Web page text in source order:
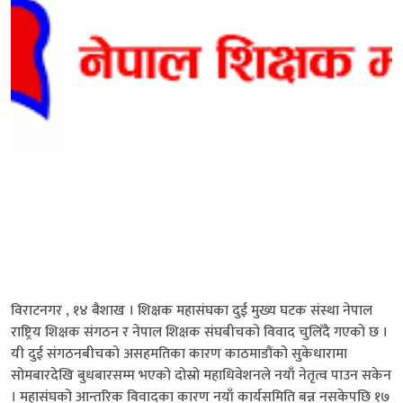
विराटनगर , १४ बैशाख । शिक्षक महासंघका दुई मुख्य घटक संस्था नेपाल
राष्ट्रिय शिक्षक संगठन र नेपाल शिक्षक संघबीचको विवाद चुलिँदै गएको छ ।
यी दुई संगठनबीचको असहमतिका कारण काठमाडौंको सुकेधारामा
सोमबारदेखि बुधबारसम्म भएको दोस्रो महाधिवेशनले नयाँ नेतृत्व पाउन सकेन
। महासंघको आन्तरिक विवादका कारण नयाँ कार्यसमिति बन्न नसकेपछि १७